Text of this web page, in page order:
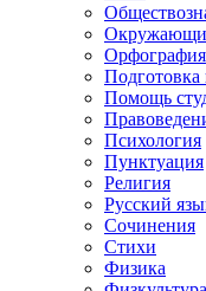
Орфография
Помощь
Психология
Пунктуация
Религия
Русский
Сочинения
Стихи
Физика